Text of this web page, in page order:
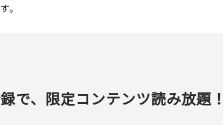
。
で、限定コンテンツ読み放題